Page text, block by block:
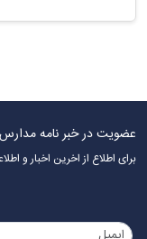
عضویت در خبر نامه مدارس
برای اطلاع از اخرین اخبار و